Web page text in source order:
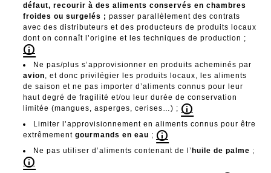
défaut, recourir à des aliments conservés en chambres
froides ou surgelés ;passer parallèlement des contrats
avec des distributeurs et des producteurs de produits locaux
dont on connaît l’origine et les techniques de production ;
Ne pas/plus s’approvisionner en produits acheminés par
avion , et donc privilégier les produits locaux, les aliments
de saison et ne pas importer d’aliments connus pour leur
haut degré de fragilité et/ou leur durée de conservation
limitée (mangues, asperges, cerises…) ;
Limiter l’approvisionnement en aliments connus pour être
extrêmementgourmands en eau ;
Ne pas utiliser d’aliments contenant de l’huile de palme ;